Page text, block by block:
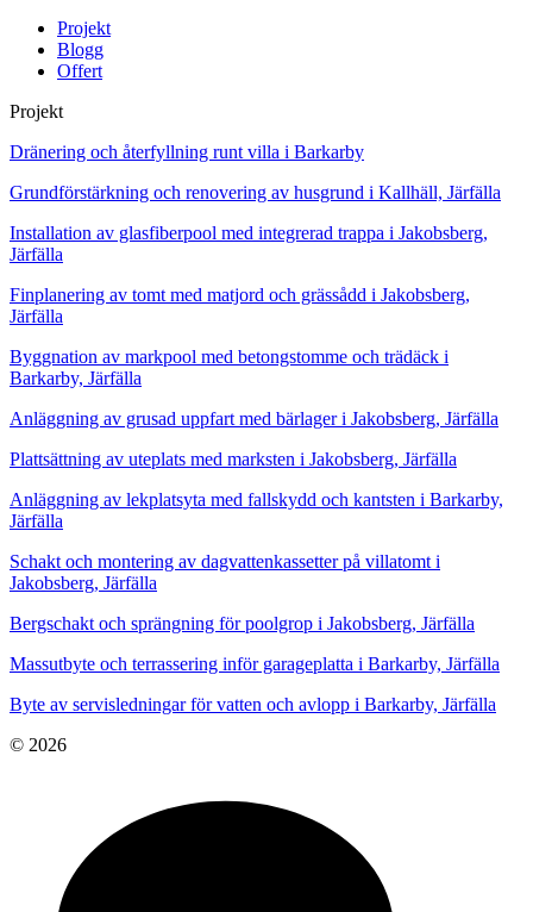
Projekt
Blogg
Offert
Projekt
Dränering och återfyllning runt villa i Barkarby
Grundförstärkning och renovering av husgrund i Kallhäll, Järfälla
Installation av glasfiberpool med integrerad trappa i Jakobsberg,
Järfälla
Finplanering av tomt med matjord och grässådd i Jakobsberg,
Järfälla
Byggnation av markpool med betongstomme och trädäck i
Barkarby, Järfälla
Anläggning av grusad uppfart med bärlager i Jakobsberg, Järfälla
Plattsättning av uteplats med marksten i Jakobsberg, Järfälla
Anläggning av lekplatsyta med fallskydd och kantsten i Barkarby,
Järfälla
Schakt och montering av dagvattenkassetter på villatomt i
Jakobsberg, Järfälla
Bergschakt och sprängning för poolgrop i Jakobsberg, Järfälla
Massutbyte och terrassering inför garageplatta i Barkarby, Järfälla
Byte av servisledningar för vatten och avlopp i Barkarby, Järfälla
© 2026